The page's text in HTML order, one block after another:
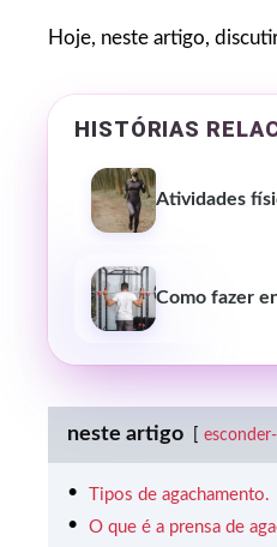
Hoje, neste artigo,
HISTÓRIAS
Atividades
Como fazer
neste artigo
Tipos de agachamento.
O que é a prensa de